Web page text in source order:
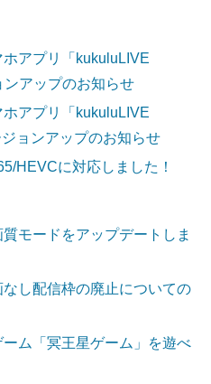
ホアプリ「kukuluLIVE
ンアップのお知らせ
ホアプリ「kukuluLIVE
ョンアップのお知らせ
HEVCに対応しました！
質モードをアップデートしま
なし配信枠の廃止についての
ーム「冥王星ゲーム」を遊べ